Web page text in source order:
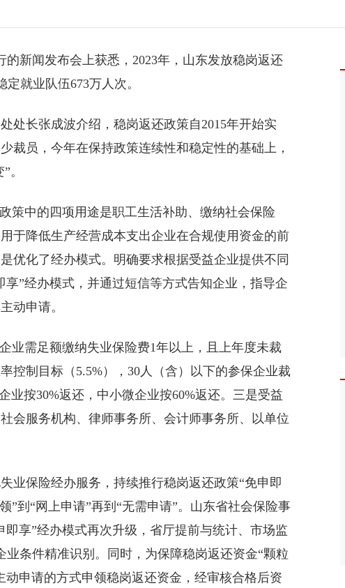
新闻发布会上获悉，2023年，山东发放稳岗返还
就业队伍673万人次。
处长张成波介绍，稳岗返还政策自2015年开始实
裁员，今年在保持政策连续性和稳定性的基础上，
。
策中的四项用途是职工生活补助、缴纳社会保险
于降低生产经营成本支出企业在合规使用资金的前
优化了经办模式。明确要求根据受益企业提供不同
”经办模式，并通过短信等方式告知企业，指导企
动申请。
业需足额缴纳失业保险费1年以上，且上年度未裁
控制目标（5.5%），30人（含）以下的参保企业裁
业按30%返还，中小微企业按60%返还。三是受益
会服务机构、律师事务所、会计师事务所、以单位
业保险经办服务，持续推行稳岗返还政策“免申即
”到“网上申请”再到“无需申请”。山东省社会保险事
享”经办模式再次升级，省厅提前与统计、市场监
条件精准识别。同时，为保障稳岗返还资金“颗粒
申请的方式申领稳岗返还资金，经审核合格后资